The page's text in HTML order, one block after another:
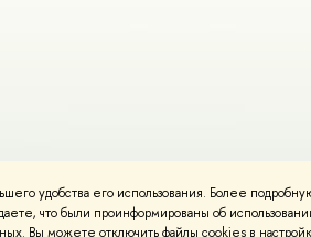
удобства его использования. Более
что были проинформированы об
Вы можете отключить файлы cookies в
Политика конфиденциальности Карта